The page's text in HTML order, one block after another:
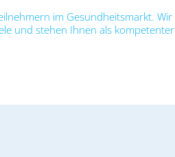
im Gesundheitsmarkt. Wir
und stehen Ihnen als kompetenter